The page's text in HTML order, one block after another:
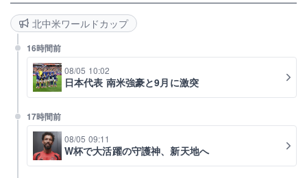
北中米ワールドカップ
16時間前
08/05 10:02
日本代表 南米強豪と9月に激突
17時間前
08/05 09:11
W杯で大活躍の守護神、新天地へ